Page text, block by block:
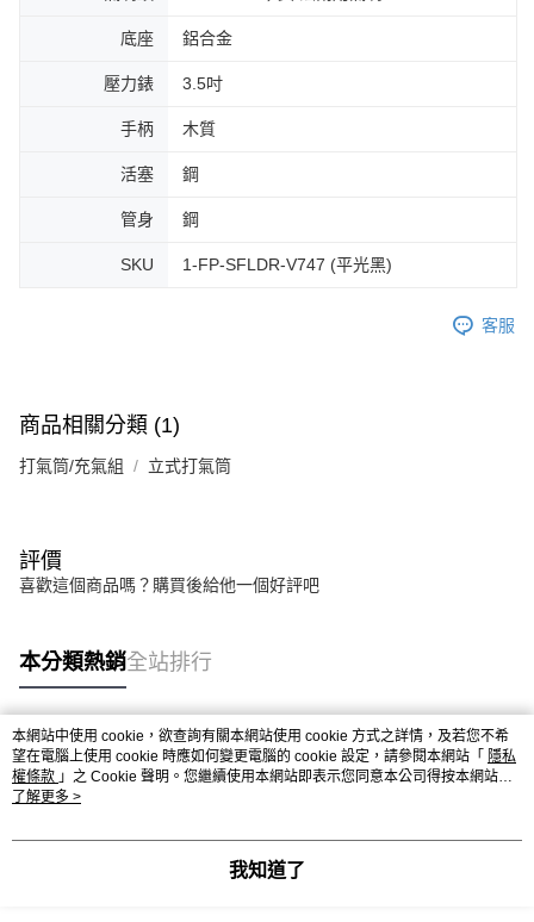
底座 鋁合金
壓力錶 3.5吋
手柄 木質
活塞 鋼
管身 鋼
SKU 1-FP-SFLDR-V747 (平光黑)
客服
商品相關分類 (1)
打氣筒/充氣組 立式打氣筒
評價
喜歡這個商品嗎？購買後給他一個好評吧
本分類熱銷全站排行
熱門標籤
本網站中使用 cookie，欲查詢有關本網站使用 cookie 方式之詳情，及若您不希
望在電腦上使用 cookie 時應如何變更電腦的 cookie 設定，請參閱本網站「 隱私
權條款 」之 Cookie 聲明。您繼續使用本網站即表示您同意本公司得按本網站使
用條款之 Cookie 聲明使用 cookie。
了解更多 >
我知道了